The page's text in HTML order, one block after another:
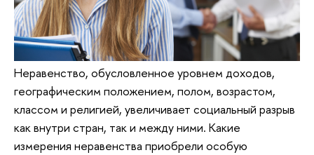
Неравенство, обусловленное уровнем доходов,
географическим положением, полом, возрастом,
классом и религией, увеличивает социальный разрыв
как внутри стран, так и между ними. Какие
измерения неравенства приобрели особую